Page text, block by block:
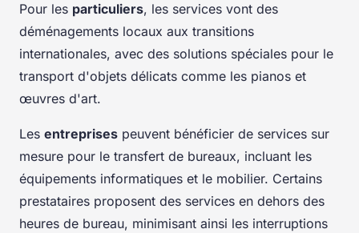
Pour les particuliers, les services vont des
déménagements locaux aux transitions
internationales, avec des solutions spéciales pour le
transport d'objets délicats comme les pianos et
œuvres d'art.
Les entreprises peuvent bénéficier de services sur
mesure pour le transfert de bureaux, incluant les
équipements informatiques et le mobilier. Certains
prestataires proposent des services en dehors des
heures de bureau, minimisant ainsi les interruptions